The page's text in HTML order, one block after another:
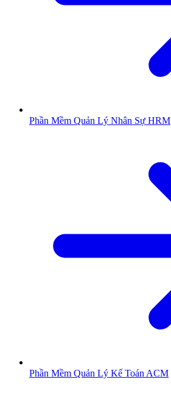
Phần Mềm Quản Lý Nhân Sự HRM
Phần Mềm Quản Lý Kế Toán ACM